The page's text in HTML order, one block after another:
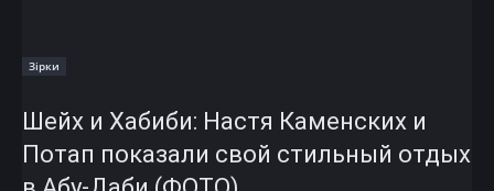
Зірки
Шейх и Хабиби: Настя Каменских и
Потап показали свой стильный отдых